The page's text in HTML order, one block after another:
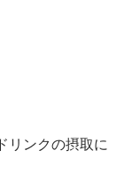
リンクの摂取に